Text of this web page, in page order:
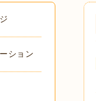
ション